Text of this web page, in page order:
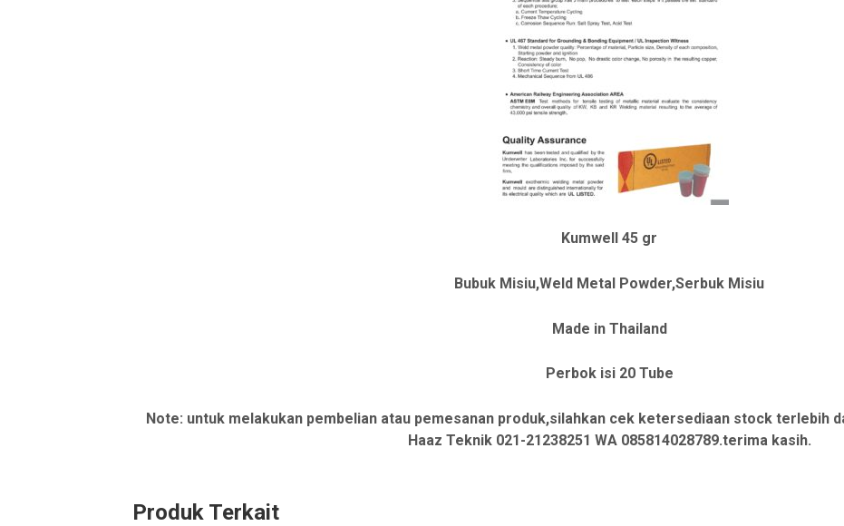
Kumwell 45 gr
Bubuk Misiu,Weld Metal Powder,Serbuk Misiu
Made in Thailand
Perbok isi 20 Tube
Note: untuk melakukan pembelian atau pemesanan produk,silahkan cek ketersediaan stock terlebih
Haaz Teknik 021-21238251 WA 085814028789.terima kasih.
Produk Terkait